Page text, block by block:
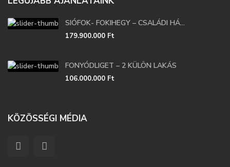
SIÓFOK- FOKIHEGY – CSALÁDI HÁ...
179.900.000 Ft
FONYÓDLIGET – 2 KÜLÖN LAKÁS
106.000.000 Ft
KÖZÖSSÉGI MÉDIA